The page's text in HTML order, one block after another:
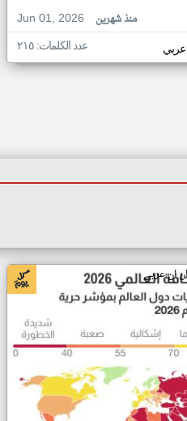
Jun 01, 2026
منذ شهرين
عربي عدد الكلمات: ٢١٥
ان عربي